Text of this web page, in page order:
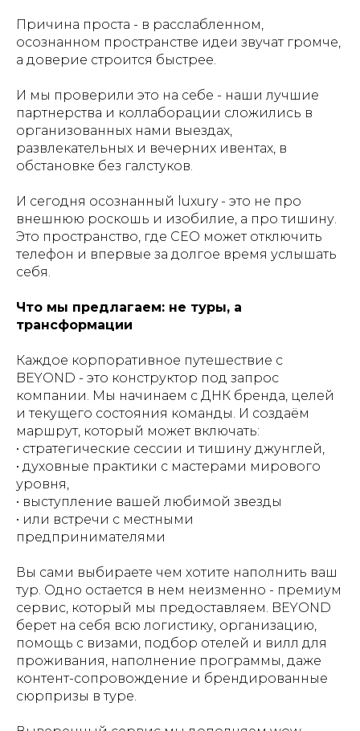
Причина проста - в расслабленном,
осознанном пространстве идеи звучат громче,
а доверие строится быстрее.
И мы проверили это на себе - наши лучшие
партнерства и коллаборации сложились в
организованных нами выездах,
развлекательных и вечерних ивентах, в
обстановке без галстуков.
И сегодня осознанный luxury - это не про
внешнюю роскошь и изобилие, а про тишину.
Это пространство, где CEO может отключить
телефон и впервые за долгое время услышать
себя.
Что мы предлагаем: не туры, а
трансформации
Каждое корпоративное путешествие с
BEYOND - это конструктор под запрос
компании. Мы начинаем с ДНК бренда, целей
и текущего состояния команды. И создаём
маршрут, который может включать:
• стратегические сессии и тишину джунглей,
• духовные практики с мастерами мирового
уровня,
• выступление вашей любимой звезды
• или встречи с местными
предпринимателями
Вы сами выбираете чем хотите наполнить ваш
тур. Одно остается в нем неизменно - премиум
сервис, который мы предоставляем. BEYOND
берет на себя всю логистику, организацию,
помощь с визами, подбор отелей и вилл для
проживания, наполнение программы, даже
контент-сопровождение и брендированные
сюрпризы в туре.